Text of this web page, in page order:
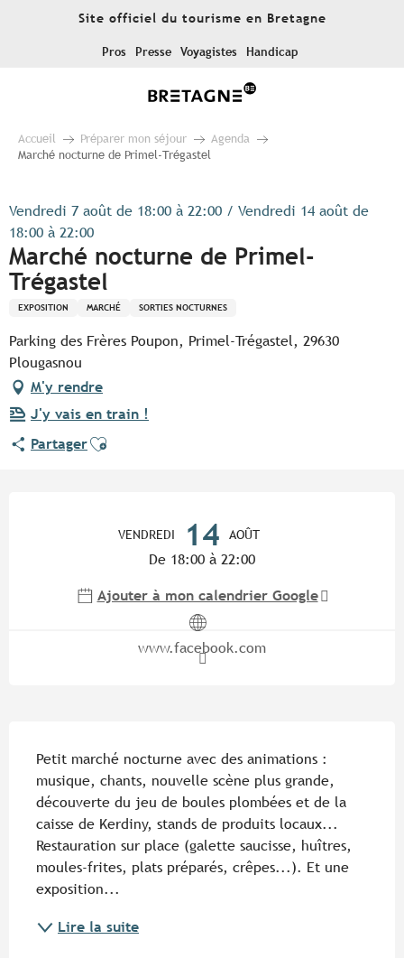
Site officiel du tourisme en Bretagne
Pros Presse Voyagistes Handicap
Accueil Préparer mon séjour
Agenda
Marché nocturne de Primel-Trégastel
Vendredi 7 août de 18:00 à 22:00 / Vendredi 14 août de
18:00 à 22:00
Marché nocturne de Primel-
Trégastel
EXPOSITION MARCHÉ SORTIES NOCTURNES
Parking des Frères Poupon, Primel-Trégastel, 29630
Plougasnou
M'y rendre
J'y vais en train !
PartagerAjouter aux favoris
VENDREDI 14 AOÛT
De 18:00 à 22:00
Ajouter à mon calendrier Google
www.facebook.com
Petit marché nocturne avec des animations :
musique, chants, nouvelle scène plus grande,
découverte du jeu de boules plombées et de la
caisse de Kerdiny, stands de produits locaux...
Restauration sur place (galette saucisse, huîtres,
moules-frites, plats préparés, crêpes...). Et une
exposition...
Lire la suite